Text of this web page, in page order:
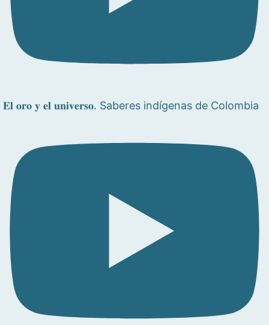
𝐄𝐥 𝐨𝐫𝐨 𝐲 𝐞𝐥 𝐮𝐧𝐢𝐯𝐞𝐫𝐬𝐨. Saberes indígenas de Colombia